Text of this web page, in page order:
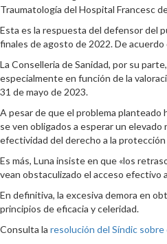
Traumatología del Hospital Francesc
Esta es la respuesta del defensor del
finales de agosto de 2022. De
La Conselleria de Sanidad, por su
especialmente en función de la
31 de mayo de 2023.
A pesar de que el problema planteado
se ven obligados a esperar un
efectividad del derecho a la protección
Es más, Luna insiste en que «los
vean obstaculizado el acceso efectivo
En definitiva, la excesiva demora en
principios de eficacia y celeridad.
Consulta la resolución del Síndic